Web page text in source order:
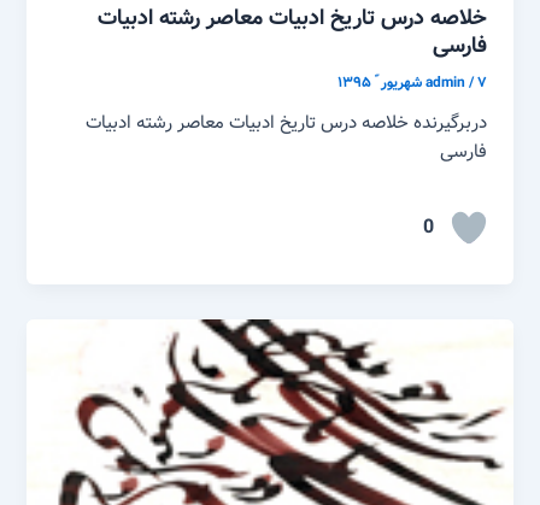
خلاصه درس تاریخ ادبیات معاصر رشته ادبیات
فارسی
admin/۷ شهریور ّ ۱۳۹۵
دربرگیرنده خلاصه درس تاریخ ادبیات معاصر رشته ادبیات
فارسی
0